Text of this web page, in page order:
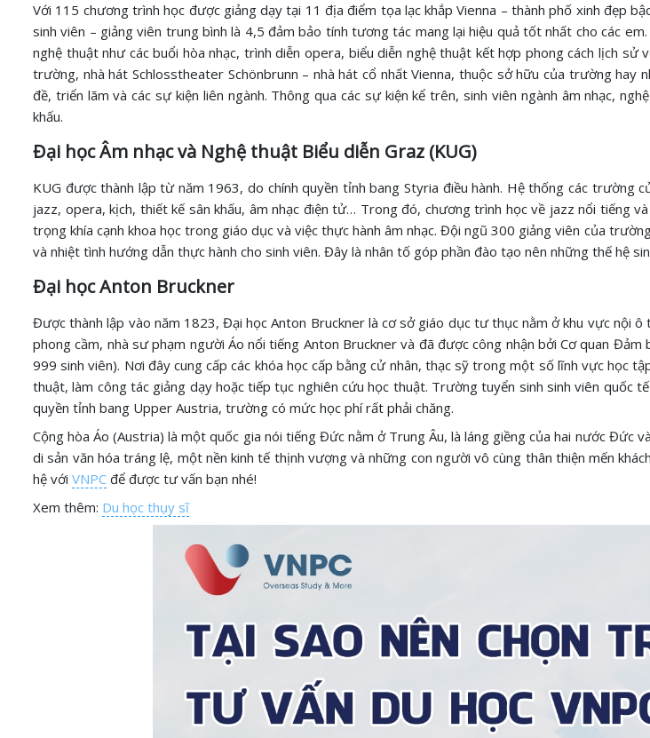
Với 115 chương trình học được giảng dạy tại 11 địa điểm tọa lạc khắp Vienna – thành phố xinh đẹp
sinh viên – giảng viên trung bình là 4,5 đảm bảo tính tương tác mang lại hiệu quả tốt nhất cho các
nghệ thuật như các buổi hòa nhạc, trình diễn opera, biểu diễn nghệ thuật kết hợp phong cách lịch
trường, nhà hát Schlosstheater Schönbrunn – nhà hát cổ nhất Vienna, thuộc sở hữu của trường hay
đề, triển lãm và các sự kiện liên ngành. Thông qua các sự kiện kể trên, sinh viên ngành âm nhạc,
khấu.
Đại học Âm nhạc và Nghệ thuật Biểu diễn Graz (KUG)
KUG được thành lập từ năm 1963, do chính quyền tỉnh bang Styria điều hành. Hệ thống các trường
jazz, opera, kịch, thiết kế sân khấu, âm nhạc điện tử… Trong đó, chương trình học về jazz nổi tiếng
trọng khía cạnh khoa học trong giáo dục và việc thực hành âm nhạc. Đội ngũ 300 giảng viên của
và nhiệt tình hướng dẫn thực hành cho sinh viên. Đây là nhân tố góp phần đào tạo nên những thế hệ
Đại học Anton Bruckner
Được thành lập vào năm 1823, Đại học Anton Bruckner là cơ sở giáo dục tư thục nằm ở khu vực nội
phong cầm, nhà sư phạm người Áo nổi tiếng Anton Bruckner và đã được công nhận bởi Cơ quan
999 sinh viên). Nơi đây cung cấp các khóa học cấp bằng cử nhân, thạc sỹ trong một số lĩnh vực học
thuật, làm công tác giảng dạy hoặc tiếp tục nghiên cứu học thuật. Trường tuyển sinh sinh viên
quyền tỉnh bang Upper Austria, trường có mức học phí rất phải chăng.
Cộng hòa Áo (Austria) là một quốc gia nói tiếng Đức nằm ở Trung Âu, là láng giềng của hai nước Đức
di sản văn hóa tráng lệ, một nền kinh tế thịnh vượng và những con người vô cùng thân thiện mến
hệ với VNPC để được tư vấn bạn nhé!
Xem thêm: Du học thụy sĩ